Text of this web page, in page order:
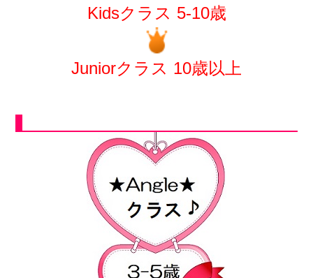
Kidsクラス 5-10歳
Juniorクラス 10歳以上